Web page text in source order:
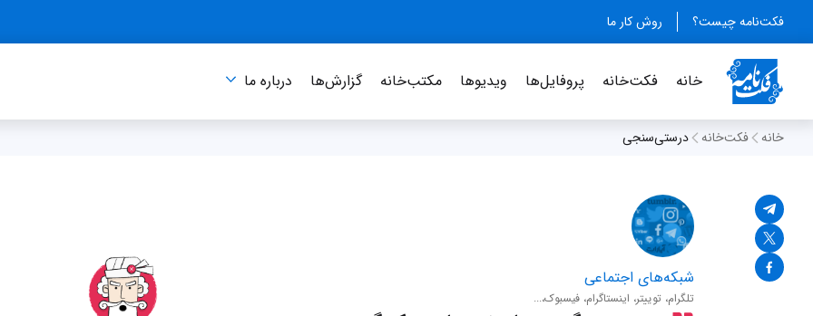
فکت‌نامه چیست؟ روش کار ما
خانه فکت‌خانه پروفایل‌ها ویدیو‌ها مکتب‌خانه گزارش‌ها درباره‌ ما
خانه فکت‌خانه درستی‌سنجی
شبکه‌های اجتماعی
تلگرام، توییتر، اینستاگرام، فیسبوک،...